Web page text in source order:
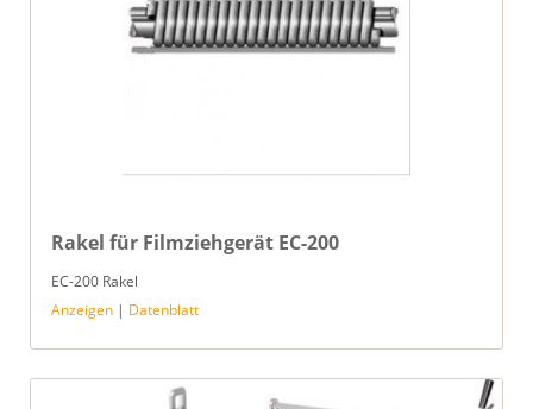
Rakel für Filmziehgerät EC-200
EC-200 Rakel
Anzeigen | Datenblatt